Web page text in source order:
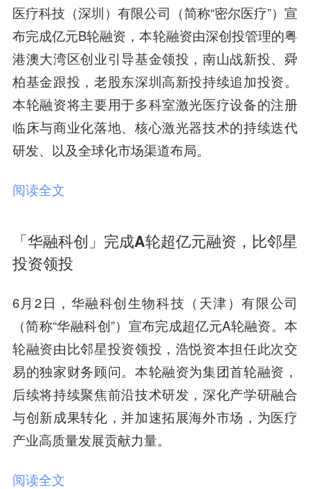
医疗科技（深圳）有限公司（简称“密尔医疗”）宣
布完成亿元B轮融资，本轮融资由深创投管理的粤
港澳大湾区创业引导基金领投，南山战新投、舜
柏基金跟投，老股东深圳高新投持续追加投资。
本轮融资将主要用于多科室激光医疗设备的注册
临床与商业化落地、核心激光器技术的持续迭代
研发、以及全球化市场渠道布局。
阅读全文
「华融科创」完成A轮超亿元融资，比邻星
投资领投
6月2日，华融科创生物科技（天津）有限公司
（简称“华融科创”）宣布完成超亿元A轮融资。本
轮融资由比邻星投资领投，浩悦资本担任此次交
易的独家财务顾问。本轮融资为集团首轮融资，
后续将持续聚焦前沿技术研发，深化产学研融合
与创新成果转化，并加速拓展海外市场，为医疗
产业高质量发展贡献力量。
阅读全文